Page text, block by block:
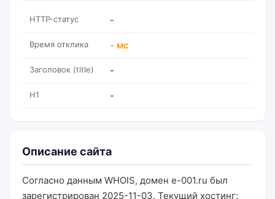
HTTP-статус -
Время отклика - мс
Заголовок (title) -
H1 -
Описание сайта
Согласно данным WHOIS, домен e-001.ru был
зарегистрирован 2025-11-03. Текущий хостинг: